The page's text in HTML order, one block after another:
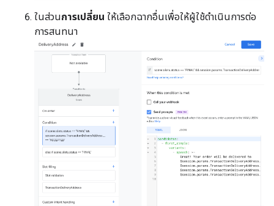
ในส่วนการเปลี่ยน ให้เลือกฉากอื่นเพื่อให้ผู้ใช้ดำเนินการต่อ
การสนทนา